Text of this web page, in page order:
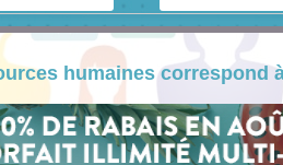
humaines correspond